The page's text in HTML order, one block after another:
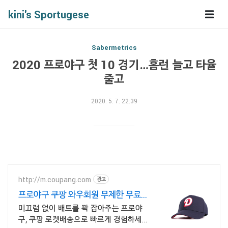
kini's Sportugese
Sabermetrics
2020 프로야구 첫 10 경기…홈런 늘고 타율
줄고
2020. 5. 7. 22:39
http://m.coupang.com 광고
프로야구 쿠팡 와우회원 무제한 무료배
송
미끄럼 없이 배트를 꽉 잡아주는 프로야
구, 쿠팡 로켓배송으로 빠르게 경험하세